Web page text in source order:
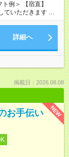
例＞ 【宿直】
日勤務 ※勤務日数
詳細へ
掲載日：2026.08.08
NEW
お手伝い